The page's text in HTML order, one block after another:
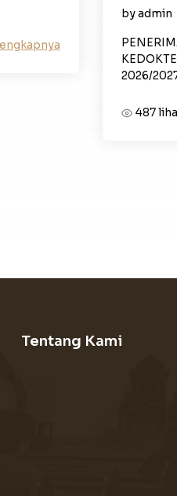
by admin
2026/
487
Tentang Kami